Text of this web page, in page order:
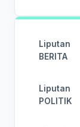
Liputan
BERITA
Liputan
POLITIK